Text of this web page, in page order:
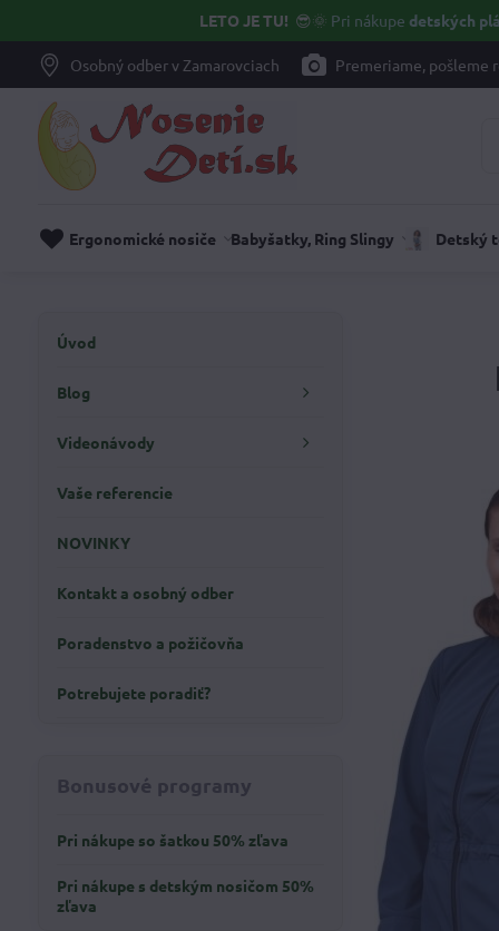
LETO JE TU! 😎🌞 Pri nákupe detských
Osobný odber v Zamarovciach Premeriame, pošleme
Ergonomické nosiče Babyšatky, Ring Slingy Detský
Úvod
Blog
Videonávody
Vaše referencie
NOVINKY
Kontakt a osobný odber
Poradenstvo a požičovňa
Potrebujete poradiť?
Bonusové programy
Pri nákupe so šatkou 50% zľava
Pri nákupe s detským nosičom 50%
zľava